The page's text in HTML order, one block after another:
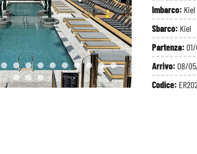
Imbarco: Kiel
Sbarco: Kiel
Partenza:
Arrivo: 08/
Codice: